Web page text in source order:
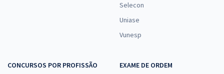
Selecon
Uniase
Vunesp
CONCURSOS POR PROFISSÃO
EXAME DE ORDEM